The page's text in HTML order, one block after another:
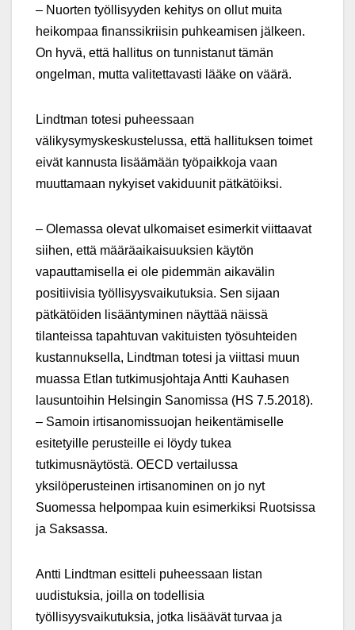
– Nuorten työllisyyden kehitys on ollut muita
heikompaa finanssikriisin puhkeamisen jälkeen.
On hyvä, että hallitus on tunnistanut tämän
ongelman, mutta valitettavasti lääke on väärä.
Lindtman totesi puheessaan
välikysymyskeskustelussa, että hallituksen toimet
eivät kannusta lisäämään työpaikkoja vaan
muuttamaan nykyiset vakiduunit pätkätöiksi.
– Olemassa olevat ulkomaiset esimerkit viittaavat
siihen, että määräaikaisuuksien käytön
vapauttamisella ei ole pidemmän aikavälin
positiivisia työllisyysvaikutuksia. Sen sijaan
pätkätöiden lisääntyminen näyttää näissä
tilanteissa tapahtuvan vakituisten työsuhteiden
kustannuksella, Lindtman totesi ja viittasi muun
muassa Etlan tutkimusjohtaja Antti Kauhasen
lausuntoihin Helsingin Sanomissa (HS 7.5.2018).
– Samoin irtisanomissuojan heikentämiselle
esitetyille perusteille ei löydy tukea
tutkimusnäytöstä. OECD vertailussa
yksilöperusteinen irtisanominen on jo nyt
Suomessa helpompaa kuin esimerkiksi Ruotsissa
ja Saksassa.
Antti Lindtman esitteli puheessaan listan
uudistuksia, joilla on todellisia
työllisyysvaikutuksia, jotka lisäävät turvaa ja